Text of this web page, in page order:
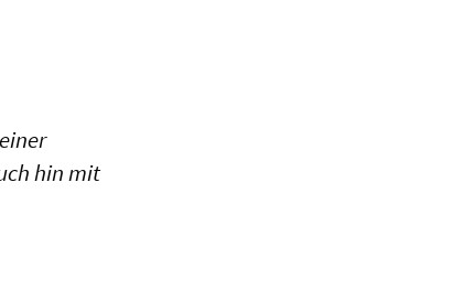
hin mit